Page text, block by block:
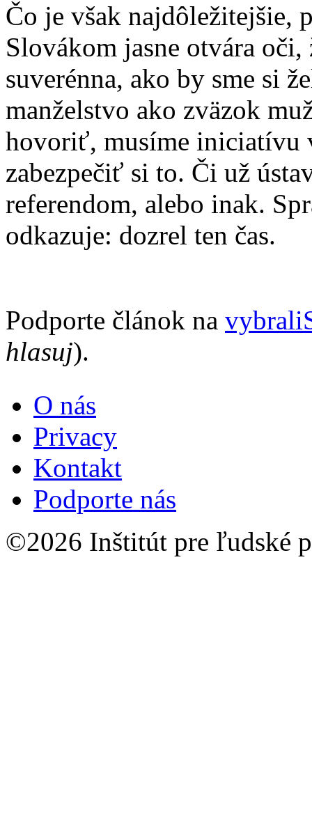
Čo je však najdôležitejšie,
Slovákom jasne otvára
suverénna, ako by sme si
manželstvo ako zväzok
hovoriť, musíme iniciatívu
zabezpečiť si to. Či už
referendom, alebo inak.
odkazuje: dozrel ten čas.
Podporte článok na
hlasuj).
O nás
Privacy
Kontakt
Podporte nás
©2026 Inštitút pre ľudské